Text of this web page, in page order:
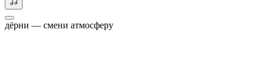
дёрни — смени атмосферу